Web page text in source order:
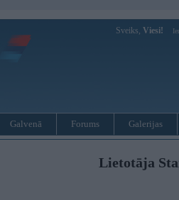
Sveiks, Viesi!
Galvenā Forums Galerijas
Lietotāja